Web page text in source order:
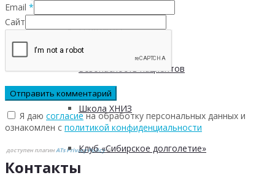
Гепатита С
Безопасность пациентов
Школа ХНИЗ
Клуб «Сибирское долголетие»
Email *
Сайт
Я даю согласиена обработку персональных данных и
ознакомлен с политикой конфиденциальности
доступен плагинATs Privacy Policy©
Контакты